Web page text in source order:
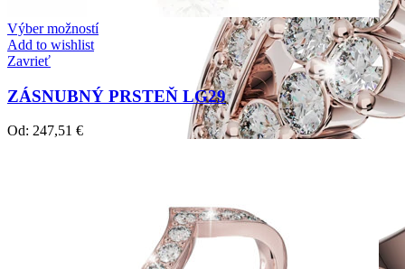
Výber možností
Add to wishlist
Zavrieť
ZÁSNUBNÝ PRSTEŇ LG29
Od: 247,51 €